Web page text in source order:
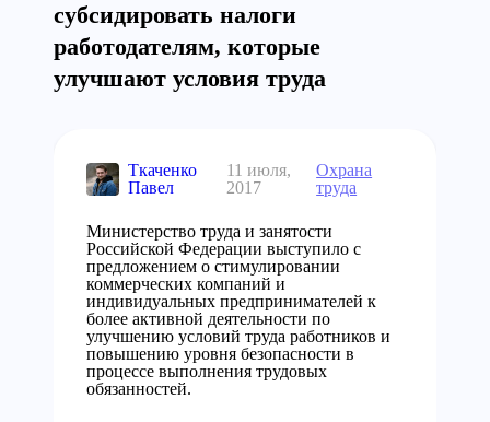
субсидировать налоги
работодателям, которые
улучшают условия труда
Ткаченко
Павел
11 июля,
2017
Охрана
труда
Министерство труда и занятости
Российской Федерации выступило с
предложением о стимулировании
коммерческих компаний и
индивидуальных предпринимателей к
более активной деятельности по
улучшению условий труда работников и
повышению уровня безопасности в
процессе выполнения трудовых
обязанностей.